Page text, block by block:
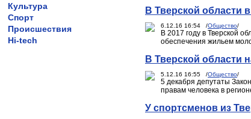
Культура
Спорт
Происшествия
Hi-tech
В Тверской области
6.12.16 16:54 /Общество/
В 2017 году в Тверской
обеспечения жильем
В Тверской области
5.12.16 16:55 /Общество/
5 декабря депутаты
правам человека в
У спортсменов из